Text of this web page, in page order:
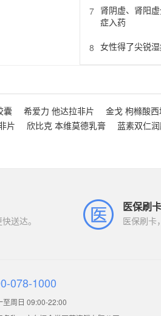
7 肾阴虚、肾阳
症入药
8 女性得了尖锐
囊 希爱力 他达拉非片 金戈 枸橼酸
片 欣比克 本维莫德乳膏 蓝素双仁
送达。
医保刷卡
医保刷卡
078-1000
至周日 09:00-22:00